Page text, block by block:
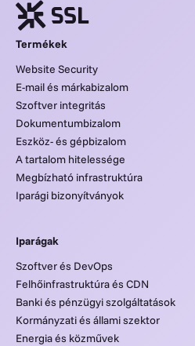
Termékek
Website Security
E-mail és márkabizalom
Szoftver integritás
Dokumentumbizalom
Eszköz- és gépbizalom
A tartalom hitelessége
Megbízható infrastruktúra
Iparági bizonyítványok
Iparágak
Szoftver és DevOps
Felhőinfrastruktúra és CDN
Banki és pénzügyi szolgáltatások
Kormányzati és állami szektor
Energia és közművek